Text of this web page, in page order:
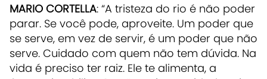
MARIO CORTELLA: “A tristeza do rio é não poder
parar. Se você pode, aproveite. Um poder que
se serve, em vez de servir, é um poder que não
serve. Cuidado com quem não tem dúvida. Na
vida é preciso ter raiz. Ele te alimenta, a